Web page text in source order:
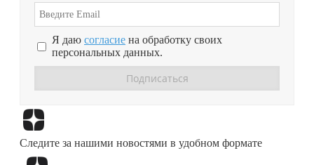
Я даю согласие на обработку своих
персональных данных.
Следите за нашими новостями в удобном формате